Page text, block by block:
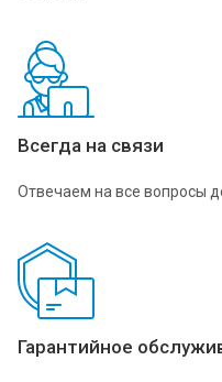
Всегда на связи
Отвечаем на все вопросы
Гарантийное